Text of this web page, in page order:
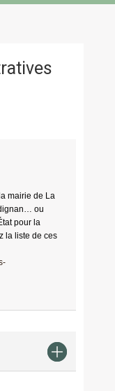
mairie de La
ou
pour la
la liste de ces